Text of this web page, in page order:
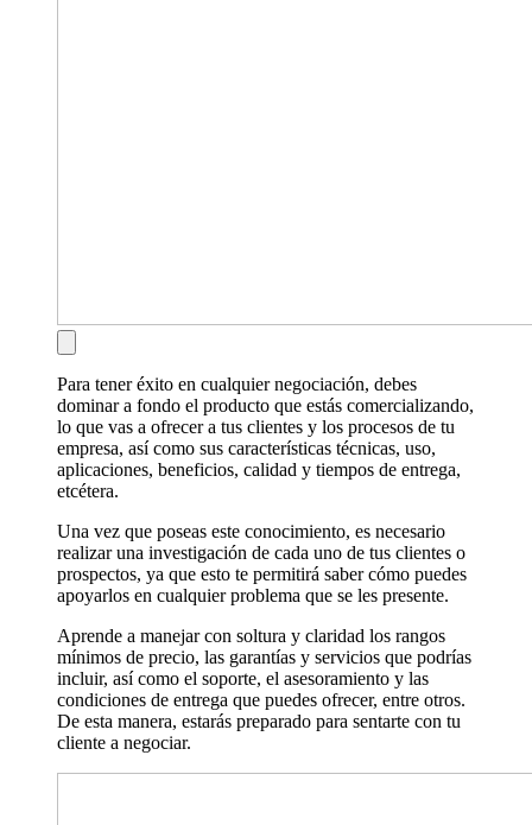
Para tener éxito en cualquier negociación, debes
dominar a fondo el producto que estás comercializando,
lo que vas a ofrecer a tus clientes y los procesos de tu
empresa, así como sus características técnicas, uso,
aplicaciones, beneficios, calidad y tiempos de entrega,
etcétera.
Una vez que poseas este conocimiento, es necesario
realizar una investigación de cada uno de tus clientes o
prospectos, ya que esto te permitirá saber cómo puedes
apoyarlos en cualquier problema que se les presente.
Aprende a manejar con soltura y claridad los rangos
mínimos de precio, las garantías y servicios que podrías
incluir, así como el soporte, el asesoramiento y las
condiciones de entrega que puedes ofrecer, entre otros.
De esta manera, estarás preparado para sentarte con tu
cliente a negociar.